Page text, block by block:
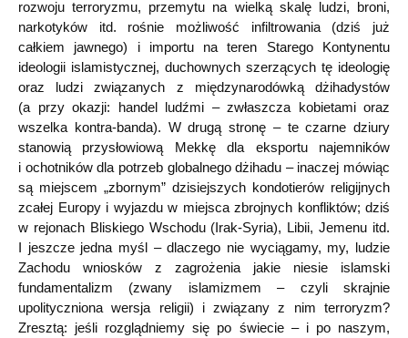
rozwoju terroryzmu, przemytu na wielką skalę ludzi, broni,
narkotyków itd. rośnie możliwość infiltrowania (dziś już
całkiem jawnego) i importu na teren Starego Kontynentu
ideologii islamistycznej, duchownych szerzących tę ideologię
oraz ludzi związanych z międzynarodówką dżihadystów
(a przy okazji: handel ludźmi – zwłaszcza kobietami oraz
wszelka kontra-banda). W drugą stronę – te czarne dziury
stanowią przysłowiową Mekkę dla eksportu najemników
i ochotników dla potrzeb globalnego dżihadu – inaczej mówiąc
są miejscem „zbornym” dzisiejszych kondotierów religijnych
zcałej Europy i wyjazdu w miejsca zbrojnych konfliktów; dziś
w rejonach Bliskiego Wschodu (Irak-Syria), Libii, Jemenu itd.
I jeszcze jedna myśl – dlaczego nie wyciągamy, my, ludzie
Zachodu wniosków z zagrożenia jakie niesie islamski
fundamentalizm (zwany islamizmem – czyli skrajnie
upolityczniona wersja religii) i związany z nim terroryzm?
Zresztą: jeśli rozglądniemy się po świecie – i po naszym,